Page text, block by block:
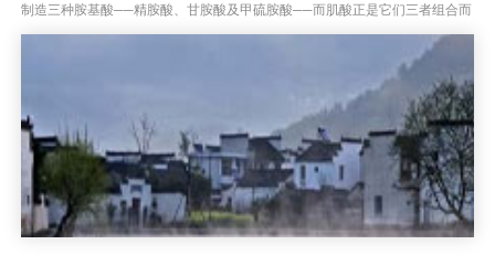
制造三种胺基酸──精胺酸、甘胺酸及甲硫胺酸──而肌酸正是它们三者组合而
成。肌酸对健身有啥用？1.对于以高强度长时间的训练，肌酸是很合...